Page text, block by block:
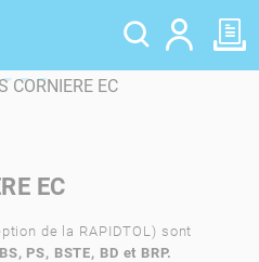
EC
de la RAPIDTOL) sont
BS, PS, BSTE, BD et BRP.